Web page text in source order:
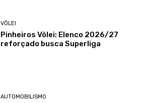
VÔLEI
Pinheiros Vôlei: Elenco 2026/27
reforçado busca Superliga
AUTOMOBILISMO